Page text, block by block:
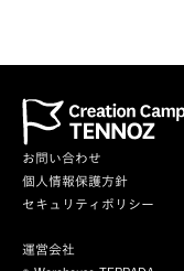
お問い合わせ
個人情報保護方針
セキュリティポリシー
運営会社